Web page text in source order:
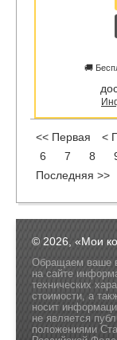
🚚
<< Первая <
6
7 8
Последняя >>
© 2026, «Мои
Обращаем ваше
на сайте
технических
стоимости, а
носит
не является
положениями